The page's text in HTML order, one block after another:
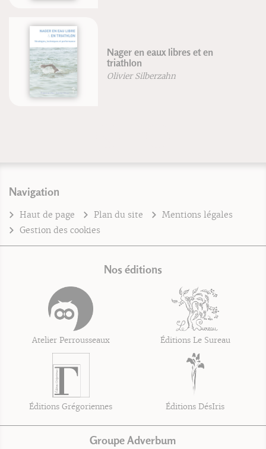
Nager en eaux libres et en
triathlon
Olivier Silberzahn
Navigation
Haut de page Plan du site
Mentions légales
Gestion des cookies
Nos éditions
Atelier Perrousseaux Éditions Le Sureau
Éditions Grégoriennes Éditions DésIris
Groupe Adverbum